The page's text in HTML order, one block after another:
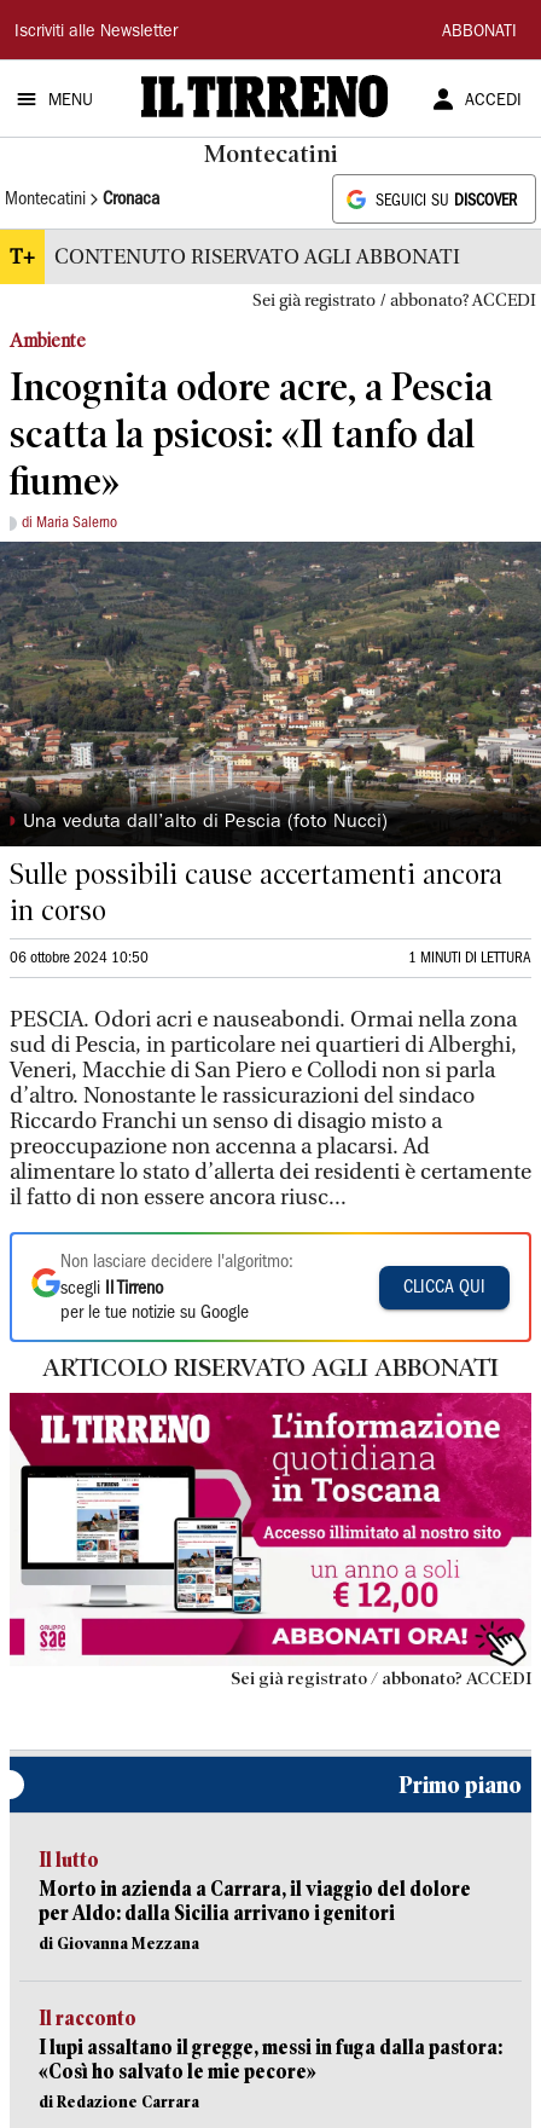
Il
Tirreno
Iscriviti alle Newsletter ABBONATI
MENU ACCEDI
Montecatini
Montecatini Cronaca SEGUICI SU DISCOVER
T+ CONTENUTO RISERVATO AGLI ABBONATI
Sei già registrato / abbonato? ACCEDI
Ambiente
Incognita odore acre, a Pescia
scatta la psicosi: «Il tanfo dal
fiume»
di Maria Salerno
◗ Una veduta dall’alto di Pescia (foto Nucci)
Sulle possibili cause accertamenti ancora
in corso
06 ottobre 2024 10:50 1 MINUTI DI LETTURA
PESCIA. Odori acri e nauseabondi. Ormai nella zona
sud di Pescia, in particolare nei quartieri di Alberghi,
Veneri, Macchie di San Piero e Collodi non si parla
d’altro. Nonostante le rassicurazioni del sindaco
Riccardo Franchi un senso di disagio misto a
preoccupazione non accenna a placarsi. Ad
alimentare lo stato d’allerta dei residenti è certamente
il fatto di non essere ancora riusc...
Non lasciare decidere l'algoritmo:
scegli
Il Tirreno
per le tue notizie su Google
CLICCA QUI
ARTICOLO RISERVATO AGLI ABBONATI
Sei già registrato / abbonato? ACCEDI
Primo piano
Il lutto
Morto in azienda a Carrara, il viaggio del dolore
per Aldo: dalla Sicilia arrivano i genitori
di Giovanna Mezzana
Il racconto
I lupi assaltano il gregge, messi in fuga dalla pastora:
«Così ho salvato le mie pecore»
di Redazione Carrara